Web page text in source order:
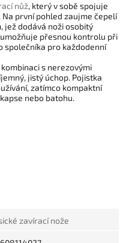
nůž, který v sobě spojuje
první pohled zaujme čepelí
jež dodává noži osobitý
přesnou kontrolu při
společníka pro každodenní
s nerezovými
jistý úchop. Pojistka
zatímco kompaktní
nebo batohu.
zavírací nože